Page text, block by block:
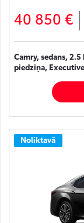
40 850 €
Camry, sedans,
piedziņa, Executive
Noliktavā